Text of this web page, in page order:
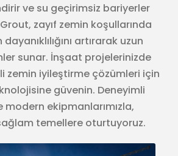
ve su geçirimsiz bariyerler
zayıf zemin koşullarında
artırarak uzun
sunar. İnşaat projelerinizde
zemin iyileştirme çözümleri için
güvenin. Deneyimli
modern ekipmanlarımızla,
temellere oturtuyoruz.